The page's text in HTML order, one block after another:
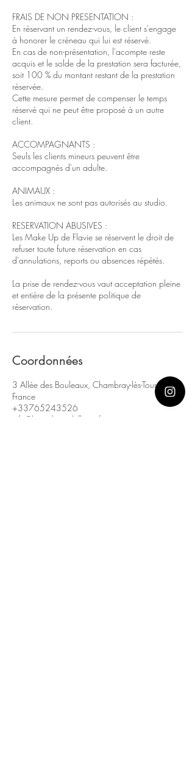
FRAIS DE NON PRESENTATION :
En réservant un rendez-vous, le client s'engage
à honorer le créneau qui lui est réservé.
En cas de non-présentation, l'acompte reste
acquis et le solde de la prestation sera facturée,
soit 100 % du montant restant de la prestation
réservée.
Cette mesure permet de compenser le temps
réservé qui ne peut être proposé à un autre
client.
ACCOMPAGNANTS :
Seuls les clients mineurs peuvent être
accompagnés d'un adulte.
ANIMAUX :
Les animaux ne sont pas autorisés au studio.
RESERVATION ABUSIVES :
Les Make Up de Flavie se réservent le droit de
refuser toute future réservation en cas
d'annulations, reports ou absences répétés.
La prise de rendez-vous vaut acceptation pleine
et entière de la présente politique de
réservation.
Coordonnées
3 Allée des Bouleaux, Chambray-lès-Tours,
France
+33765243526
info@lesmakeupdeflavie.fr